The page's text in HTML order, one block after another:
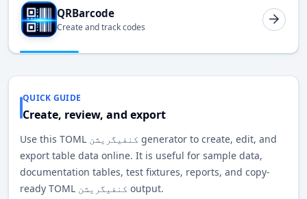
QRBarcode
Create and track codes
QUICK GUIDE
Create, review, and export
Use this TOML کنفیگریشن generator to create, edit, and
export table data online. It is useful for sample data,
documentation tables, test fixtures, reports, and copy-
ready TOML کنفیگریشن output.